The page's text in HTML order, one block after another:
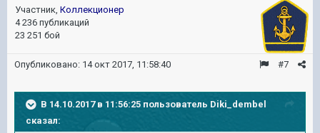
Участник, Коллекционер
4 236 публикаций
23 251 бой
#7
Опубликовано: 14 окт 2017, 11:58:40
В 14.10.2017 в 11:56:25 пользователь Diki_dembel
сказал: